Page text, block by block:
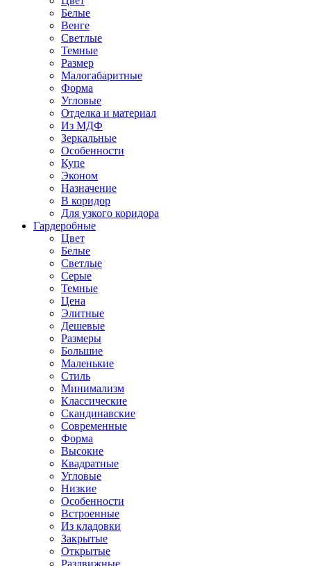
Белые
Венге
Светлые
Темные
Размер
Малогабаритные
Форма
Угловые
Отделка и материал
Из МДФ
Зеркальные
Особенности
Купе
Эконом
Назначение
В коридор
Для узкого коридора
Гардеробные
Цвет
Белые
Светлые
Серые
Темные
Цена
Элитные
Дешевые
Размеры
Большие
Маленькие
Стиль
Минимализм
Классические
Скандинавские
Современные
Форма
Высокие
Квадратные
Угловые
Низкие
Особенности
Встроенные
Из кладовки
Закрытые
Открытые
Раздвижные